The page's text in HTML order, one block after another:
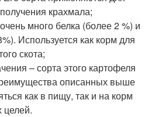
крахмала;
много белка (более 2 %) и
Используется как корм для
скота;
– сорта этого картофеля
описанных выше
как в пищу, так и на корм
целей.